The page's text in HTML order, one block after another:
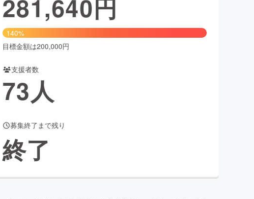
ファッション
ヘルスケア
281,640円
140%
目標金額は200,000円
支援者数
73人
募集終了まで残り
終了